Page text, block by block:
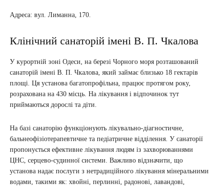
Адреса: вул. Лиманна, 170.
Клінічний санаторій імені В. П. Чкалова
У курортній зоні Одеси, на березі Чорного моря розташований
санаторій імені В. П. Чкалова, який займає близько 18 гектарів
площі. Ця установа багатопрофільна, працює протягом року,
розрахована на 430 місць. На лікування і відпочинок тут
приймаються дорослі та діти.
На базі санаторію функціонують лікувально-діагностичне,
бальнеофізіотерапевтичне та педіатричне відділення. У санаторії
пропонується ефективне лікування людям із захворюваннями
ЦНС, серцево-судинної системи. Важливо відзначити, що
установа надає послуги з нетрадиційного лікування мінеральними
водами, такими як: хвойні, перлинні, радонові, лавандові,